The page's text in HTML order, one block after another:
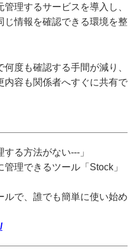
理するサービスを導入し、
じ情報を確認できる環境を整
度も確認する手間が減り、
内容も関係者へすぐに共有で
する方法がない---」
理できるツール「Stock」
ルで、誰でも簡単に使い始め